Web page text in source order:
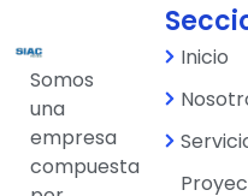
Somos
una
empresa
compuesta
Inicio